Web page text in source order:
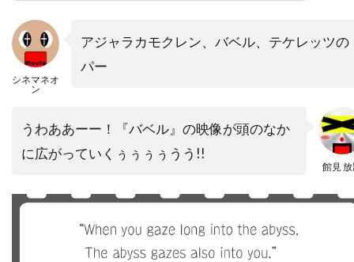
トニー・ビル
トニー・モレーリ
トビン・ベル
トビー・レグボ
トマス・ワンダー
トマ・ソリヴェレ
トミー・ウィルコラ
シネマネオ
ン
アジャラカモクレン、バベル、テケレッツの
パー
館見
うわああーー！『バベル』の映像が頭のなか
に広がっていくぅぅぅぅうう!!